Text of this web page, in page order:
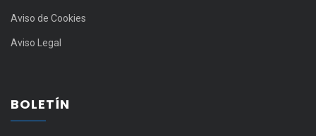
Aviso de Cookies
Aviso Legal
BOLETÍN